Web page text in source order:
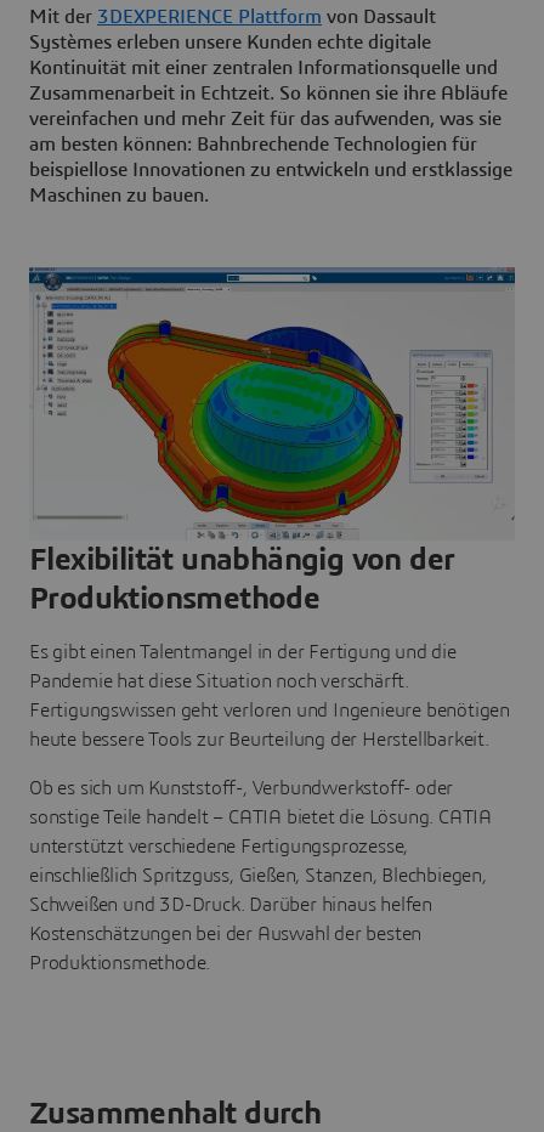
Mit der 3DEXPERIENCE Plattform von Dassault
Systèmes erleben unsere Kunden echte digitale
Kontinuität mit einer zentralen Informationsquelle und
Zusammenarbeit in Echtzeit. So können sie ihre Abläufe
vereinfachen und mehr Zeit für das aufwenden, was sie
am besten können: Bahnbrechende Technologien für
beispiellose Innovationen zu entwickeln und erstklassige
Maschinen zu bauen.
Flexibilität unabhängig von der
Produktionsmethode
Es gibt einen Talentmangel in der Fertigung und die
Pandemie hat diese Situation noch verschärft.
Fertigungswissen geht verloren und Ingenieure benötigen
heute bessere Tools zur Beurteilung der Herstellbarkeit.
Ob es sich um Kunststoff-, Verbundwerkstoff- oder
sonstige Teile handelt – CATIA bietet die Lösung. CATIA
unterstützt verschiedene Fertigungsprozesse,
einschließlich Spritzguss, Gießen, Stanzen, Blechbiegen,
Schweißen und 3D-Druck. Darüber hinaus helfen
Kostenschätzungen bei der Auswahl der besten
Produktionsmethode.
Zusammenhalt durch